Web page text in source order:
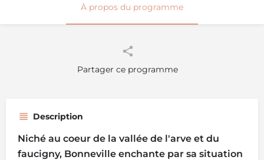
À propos du programme
Partager ce programme
Description
Niché au coeur de la vallée de l'arve et du
faucigny, Bonneville enchante par sa situation